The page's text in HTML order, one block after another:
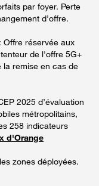
par foyer. Perte
d’offre.
: Offre réservée aux
de l'offre 5G+
la remise en cas de
2025 d’évaluation
métropolitains,
258 indicateurs
d'Orange
zones déployées.